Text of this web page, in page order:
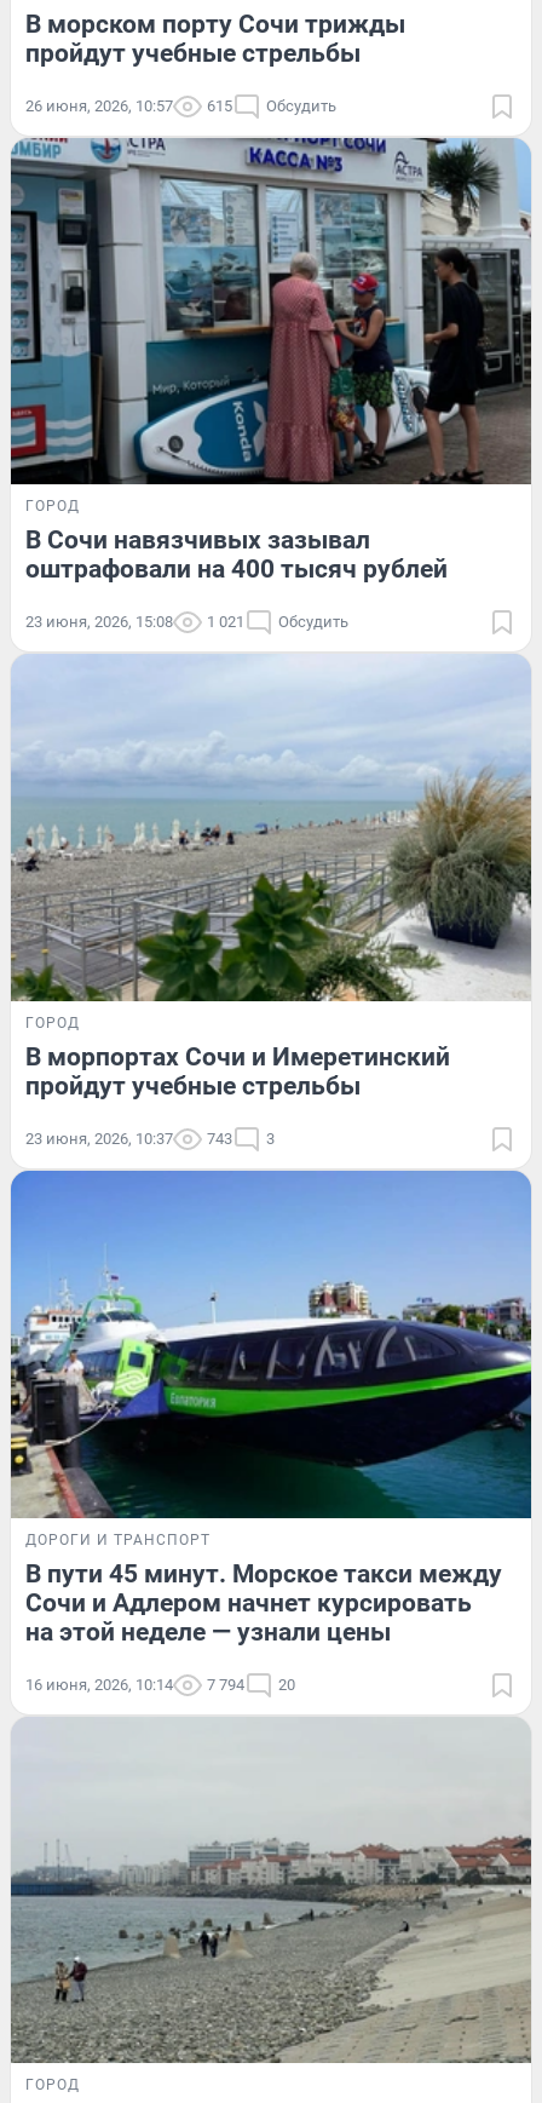
В морском порту Сочи трижды
пройдут учебные стрельбы
26 июня, 2026, 10:57 615 Обсудить
ГОРОД
В Сочи навязчивых зазывал
оштрафовали на 400 тысяч рублей
23 июня, 2026, 15:08 1 021 Обсудить
ГОРОД
В морпортах Сочи и Имеретинский
пройдут учебные стрельбы
23 июня, 2026, 10:37 743 3
ДОРОГИ И ТРАНСПОРТ
В пути 45 минут. Морское такси между
Сочи и Адлером начнет курсировать
на этой неделе — узнали цены
16 июня, 2026, 10:14 7 794 20
ГОРОД